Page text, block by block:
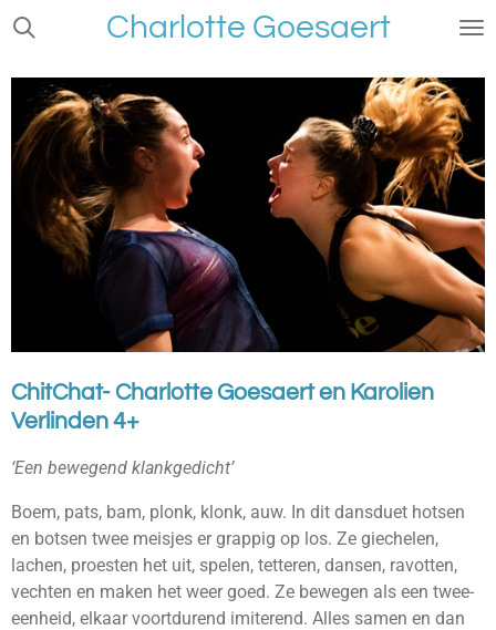
Ga
naar
de
hoofdinhoud
Charlotte Goesaert
ChitChat- Charlotte Goesaert en Karolien
Verlinden 4+
‘Een bewegend klankgedicht’
Boem, pats, bam, plonk, klonk, auw. In dit dansduet hotsen
en botsen twee meisjes er grappig op los. Ze giechelen,
lachen, proesten het uit, spelen, tetteren, dansen, ravotten,
vechten en maken het weer goed. Ze bewegen als een twee-
eenheid, elkaar voortdurend imiterend. Alles samen en dan